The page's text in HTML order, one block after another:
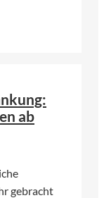
ab
gebracht